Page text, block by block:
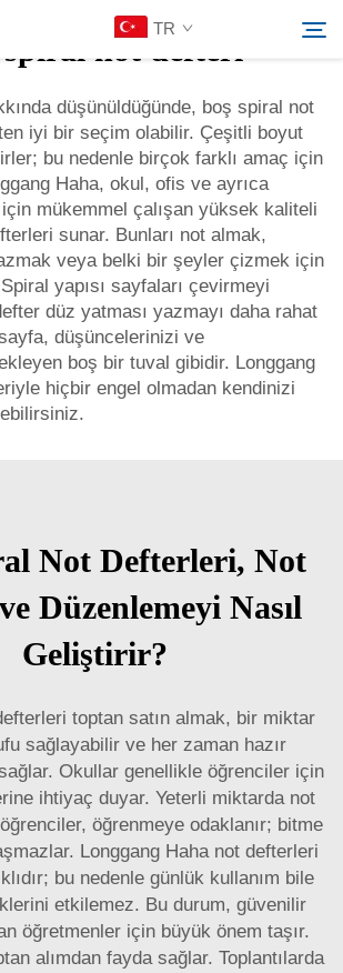
TR
Ara
spiral not defteri
düşünüldüğünde, boş spiral not
iyi bir seçim olabilir. Çeşitli boyut
bu nedenle birçok farklı amaç için
Haha, okul, ofis ve ayrıca
mükemmel çalışan yüksek kaliteli
sunar. Bunları not almak,
veya belki bir şeyler çizmek için
yapısı sayfaları çevirmeyi
düz yatması yazmayı daha rahat
düşüncelerinizi ve
boş bir tuval gibidir. Longgang
hiçbir engel olmadan kendinizi
Not Defterleri, Not
Düzenlemeyi Nasıl
Geliştirir?
toptan satın almak, bir miktar
sağlayabilir ve her zaman hazır
sağlar. Okullar genellikle öğrenciler için
ihtiyaç duyar. Yeterli miktarda not
öğrenmeye odaklanır; bitme
Longgang Haha not defterleri
bu nedenle günlük kullanım bile
etkilemez. Bu durum, güvenilir
öğretmenler için büyük önem taşır.
alımdan fayda sağlar. Toplantılarda